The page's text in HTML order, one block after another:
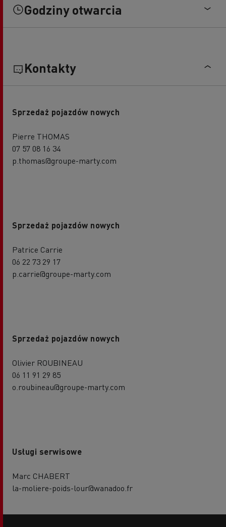
Godziny otwarcia
Kontakty
Sprzedaż pojazdów nowych
Pierre THOMAS
07 57 08 16 34
p.thomas@groupe-marty.com
Sprzedaż pojazdów nowych
Patrice Carrie
06 22 73 29 17
p.carrie@groupe-marty.com
Sprzedaż pojazdów nowych
Olivier ROUBINEAU
06 11 91 29 85
o.roubineau@groupe-marty.com
Usługi serwisowe
Marc CHABERT
la-moliere-poids-lour@wanadoo.fr